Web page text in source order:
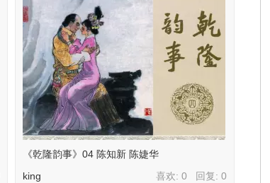
《乾隆韵事》04 陈知新 陈婕华
喜欢: 0 回复:0
king